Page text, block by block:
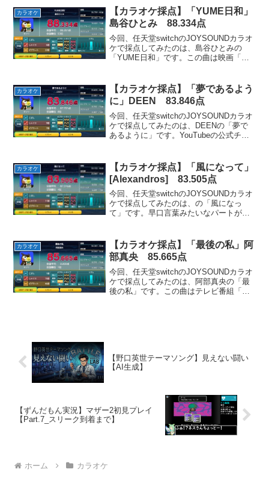
ロディーを完璧に覚えていない状態でチ
ャレンジして...
カラオケ
【カラオケ採点】「YUME日和」
島谷ひとみ 88.334点
今回、任天堂switchのJOYSOUNDカラオ
ケで採点してみたのは、島谷ひとみの
「YUME日和」です。この曲は映画「ド
とみの優しい歌声が魅力の一曲です。お
気に入りのパ...
カラオケ
【カラオケ採点】「夢であるよう
に」DEEN 83.846点
今回、任天堂switchのJOYSOUNDカラオ
ケで採点してみたのは、DEENの「夢で
あるように」です。YouTubeの公式チャ
ゃけ原曲の方が好きです・・・(特にサビ
の...
カラオケ
【カラオケ採点】「風になって」
[Alexandros] 83.505点
今回、任天堂switchのJOYSOUNDカラオ
ケで採点してみたのは、の「風になっ
て」です。早口言葉みたいなパートがム
ティンにうんざりして、昔のようなワク
ワクを...
カラオケ
【カラオケ採点】「最後の私」阿
部真央 85.665点
今回、任天堂switchのJOYSOUNDカラオ
ケで採点してみたのは、阿部真央の「最
後の私」です。この曲はテレビ番組「カ
【野口英世テーマソング】見えない闘い
【AI生成】
【ずんだもん実況】マザー2初見プレイ
【Part.7_スリーク到着まで】
ホーム カラオケ